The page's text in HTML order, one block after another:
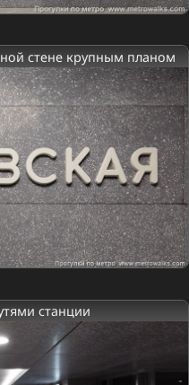
стене крупным планом
станции